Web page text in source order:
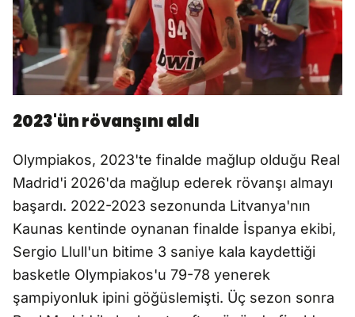
2023'ün rövanşını aldı
Olympiakos, 2023'te finalde mağlup olduğu Real
Madrid'i 2026'da mağlup ederek rövanşı almayı
başardı. 2022-2023 sezonunda Litvanya'nın
Kaunas kentinde oynanan finalde İspanya ekibi,
Sergio Llull'un bitime 3 saniye kala kaydettiği
basketle Olympiakos'u 79-78 yenerek
şampiyonluk ipini göğüslemişti. Üç sezon sonra